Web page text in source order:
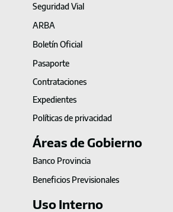
Seguridad Vial
ARBA
Boletín Oficial
Pasaporte
Contrataciones
Expedientes
Políticas de privacidad
Áreas de Gobierno
Banco Provincia
Beneficios Previsionales
Uso Interno